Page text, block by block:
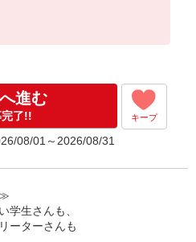
進む
了!! キープ
08/01～2026/08/31
学生さんも、
ーターさんも